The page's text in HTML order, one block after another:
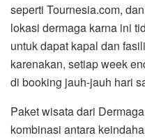
seperti Tournesia.com,
lokasi dermaga karna ini
untuk dapat kapal dan
karenakan, setiap week
di booking jauh-jauh hari
Paket wisata dari
kombinasi antara